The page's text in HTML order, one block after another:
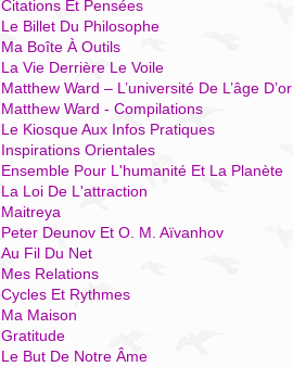
Citations Et Pensées
Le Billet Du Philosophe
Ma Boîte À Outils
La Vie Derrière Le Voile
Matthew Ward – L’université De L’âge D’or
Matthew Ward - Compilations
Le Kiosque Aux Infos Pratiques
Inspirations Orientales
Ensemble Pour L'humanité Et La Planète
La Loi De L'attraction
Maitreya
Peter Deunov Et O. M. Aïvanhov
Au Fil Du Net
Mes Relations
Cycles Et Rythmes
Ma Maison
Gratitude
Le But De Notre Âme